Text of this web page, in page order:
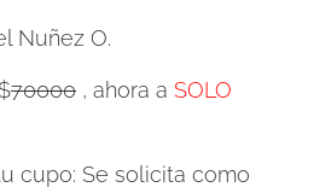
Nuñez O.
$70000 , ahora a SOLO
cupo: Se solicita como